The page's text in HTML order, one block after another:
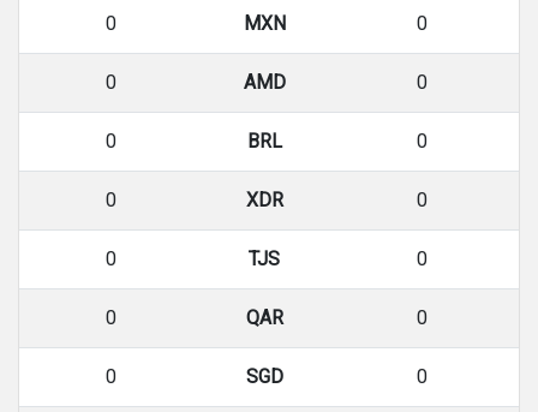
0 MXN 0
0 AMD 0
0 BRL 0
0 XDR 0
0 TJS 0
0 QAR 0
0 SGD 0